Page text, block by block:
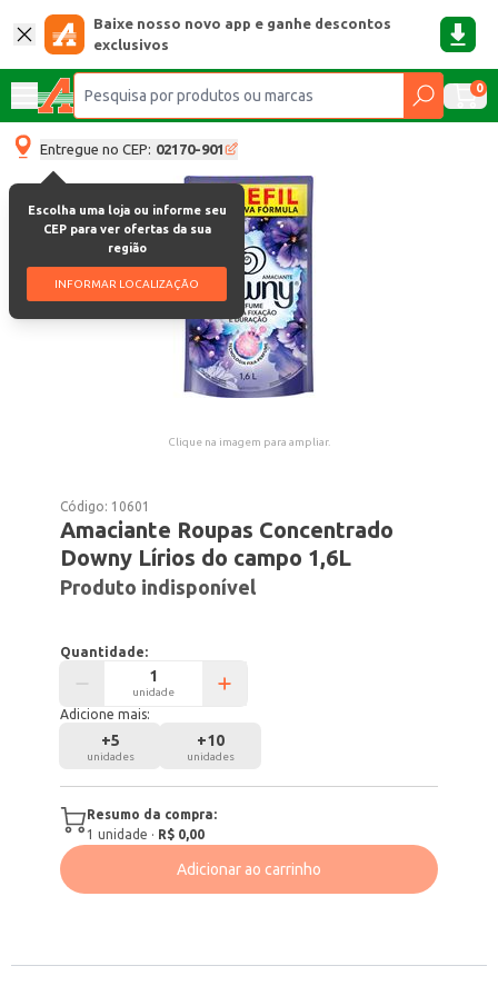
Baixe nosso novo app e ganhe descontos
exclusivos
0
Entregue no CEP: 02170-901
Escolha uma loja ou informe seu
CEP para ver ofertas da sua
região
INFORMAR LOCALIZAÇÃO
Clique na imagem para ampliar.
Código: 10601
Amaciante Roupas Concentrado
Downy Lírios do campo 1,6L
Produto indisponível
Quantidade:
unidade
Adicione mais:
+5
unidades
+10
unidades
Resumo da compra:
1 unidade · R$ 0,00
Adicionar ao carrinho